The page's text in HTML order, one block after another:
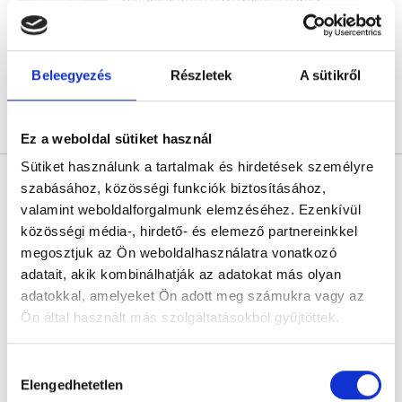
Beleegyezés Részletek A sütikről
Ez a weboldal sütiket használ
Sütiket használunk a tartalmak és hirdetések személyre
szabásához, közösségi funkciók biztosításához,
valamint weboldalforgalmunk elemzéséhez. Ezenkívül
közösségi média-, hirdető- és elemező partnereinkkel
megosztjuk az Ön weboldalhasználatra vonatkozó
adatait, akik kombinálhatják az adatokat más olyan
adatokkal, amelyeket Ön adott meg számukra vagy az
Ön által használt más szolgáltatásokból gyűjtöttek.
szabályzat:https://foglaljorvost.hu/info/foglaljorvost-
kiválasztása
Elengedhetetlen
Budapest, VII. kerület, Garay u. 44. 1. emelet 10. ajtó. Kapucsengő: 19.
Dr. Nagy Tamás Gergely
Pszichoterapeuta
4.6
246 értékelés
Dr. Nagy Tamás Gergely magánrendelése - XI. kerület Villányi út
Következő időpont: augusztus 13.
Profil